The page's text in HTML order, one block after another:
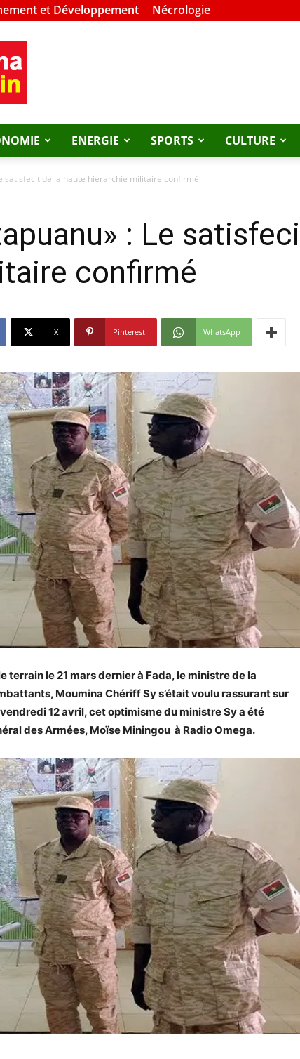
et Développement Nécrologie
ENERGIE SPORTS CULTURE
satisfecit de la haute hiérarchie militaire confirmé
: Le
confirmé
X Pinterest WhatsApp
terrain le 21 mars dernier à Fada, le ministre de la
Moumina Chériff Sy s’était voulu rassurant sur
vendredi 12 avril, cet optimisme du ministre Sy a été
des Armées, Moïse Miningou à Radio Omega.